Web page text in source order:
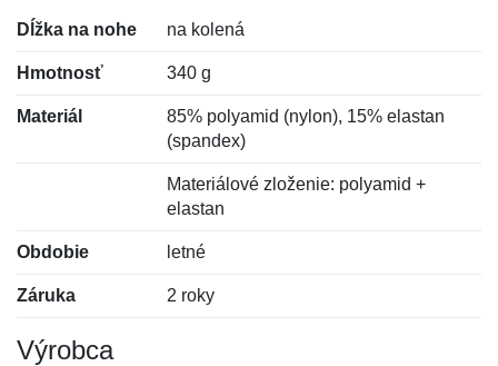
Dĺžka na nohe na kolená
Hmotnosť 340 g
Materiál
85% polyamid (nylon), 15% elastan
(spandex)
Materiálové zloženie: polyamid +
elastan
Obdobie letné
Záruka 2 roky
Výrobca